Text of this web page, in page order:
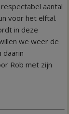
aantal
voor het elftal.
in deze
we weer de
daarin
Rob met zijn